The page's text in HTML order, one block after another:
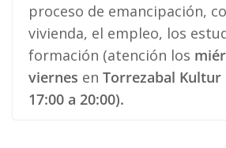
proceso de emancipación,
vivienda, el empleo, los
formación (atención los
viernes en Torrezabal Kultur
17:00 a 20:00).